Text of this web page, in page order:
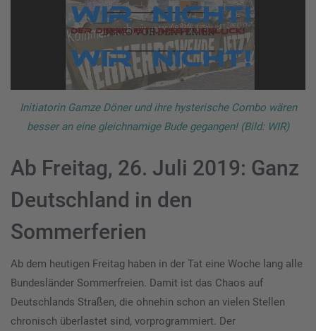
Initiatorin Gamze Döner und ihre hysterische Combo wären
besser an eine gleichnamige Bude gegangen! (Bild: WIR)
Ab Freitag, 26. Juli 2019: Ganz
Deutschland in den
Sommerferien
Ab dem heutigen Freitag haben in der Tat eine Woche lang alle
Bundesländer Sommerfreien. Damit ist das Chaos auf
Deutschlands Straßen, die ohnehin schon an vielen Stellen
chronisch überlastet sind, vorprogrammiert. Der